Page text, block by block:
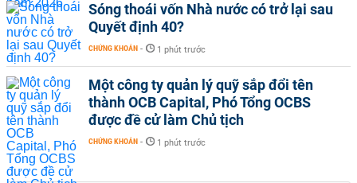
Sóng thoái vốn Nhà nước có trở lại sau
Quyết định 40?
CHỨNG KHOÁN - 1 phút trước
Một công ty quản lý quỹ sắp đổi tên
thành OCB Capital, Phó Tổng OCBS
được đề cử làm Chủ tịch
CHỨNG KHOÁN - 1 phút trước